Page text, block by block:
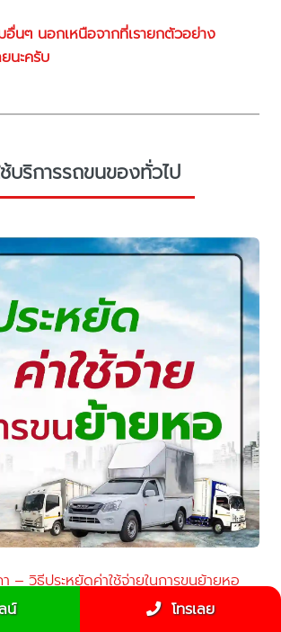
อื่นๆ นอกเหนือจากที่เรายกตัวอย่าง
นะครับ
ช้บริการรถขนของทั่วไป
– วิธีประหยัดค่าใช้จ่ายในการขนย้ายหอ
น์
โทรเลย